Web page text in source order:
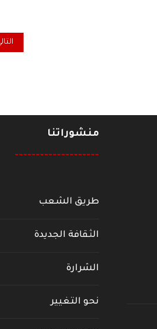
منشوراتنا
--------------------
طريق الشعب
الثقافة الجديدة
الشرارة
نحو التغيير